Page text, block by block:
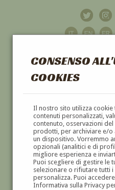
CONSENSO
COOKIES
Il nostro sito utilizza cookie
contenuti personalizzati,
contenuto, osservazioni
prodotti, per archiviare e/o
un dispositivo. Vorremmo
opzionali (analitici e di
migliore esperienza e
Puoi scegliere di gestire le
selezionare o rifiutare tutti
personalizza. Puoi
Informativa sulla Privacy
GALLERIA
DIPINTI E